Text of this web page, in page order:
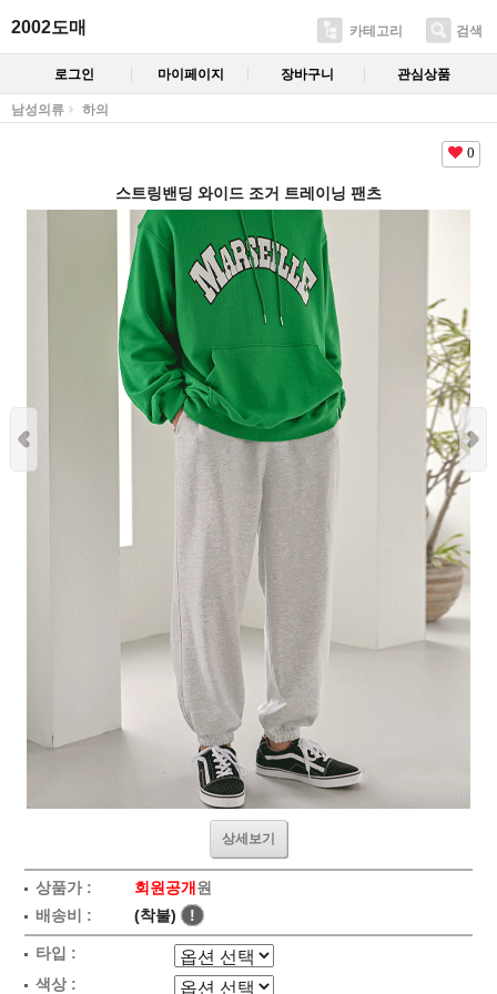
2002도매 카테고리 검색
로그인 마이페이지 장바구니 관심상품
남성의류 하의
0
스트링밴딩 와이드 조거 트레이닝 팬츠
상세보기
상품가 : 회원공개원
배송비 :
(착불) !
타입 :
색상 :